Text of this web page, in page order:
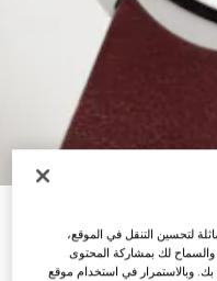
لتحسين التنقل في الموقع،
والسماح لك بمشاركة المحتوى
وبالاستمرار في استخدام موقع